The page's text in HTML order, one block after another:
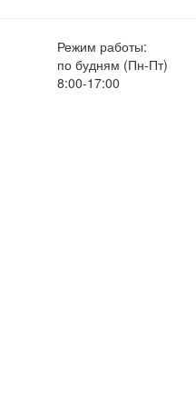
Режим работы:
по будням (Пн-Пт)
8:00-17:00